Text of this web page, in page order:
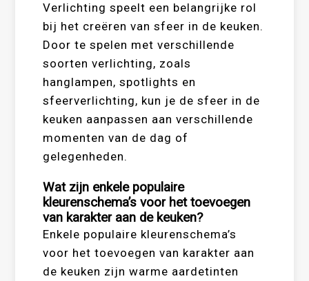
Verlichting speelt een belangrijke rol
bij het creëren van sfeer in de keuken.
Door te spelen met verschillende
soorten verlichting, zoals
hanglampen, spotlights en
sfeerverlichting, kun je de sfeer in de
keuken aanpassen aan verschillende
momenten van de dag of
gelegenheden.
Wat zijn enkele populaire
kleurenschema’s voor het toevoegen
van karakter aan de keuken?
Enkele populaire kleurenschema’s
voor het toevoegen van karakter aan
de keuken zijn warme aardetinten